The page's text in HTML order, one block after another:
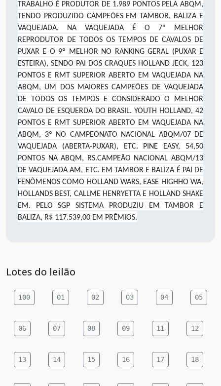
TRABALHO É PRODUTOR DE 1.989 PONTOS PELA ABQM,
TENDO PRODUZIDO CAMPEÕES EM TAMBOR, BALIZA E
VAQUEJADA. NA VAQUEJADA É O 7º MELHOR
REPRODUTOR DE TODOS OS TEMPOS DE CAVALOS DE
PUXAR E O 9º MELHOR NO RANKING GERAL (PUXAR E
ESTEIRA), SENDO PAI DOS CRAQUES HOLLAND JECK, 123
PONTOS E RMT SUPERIOR ABERTO EM VAQUEJADA NA
ABQM, UM DOS MAIORES CAMPEÕES DE VAQUEJADA
DE TODOS OS TEMPOS E CONSIDERADO O MELHOR
CAVALO DE ESQUERDA DO BRASIL. YOUTH HOLLAND, 42
PONTOS E RMT SUPERIOR ABERTO EM VAQUEJADA NA
ABQM, 3º NO CAMPEONATO NACIONAL ABQM/07 DE
VAQUEJADA (ABERTA-PUXAR), ETC. PINE EASY, 54,50
PONTOS NA ABQM, RS.CAMPEÃO NACIONAL ABQM/13
DE VAQUEJADA AM, ETC. EM TAMBOR E BALIZA É PAI DE
FENÔMENOS COMO HOLLAND WARS, EASE HIGHHO WA,
HOLLANDS BEST, CALLME HENRYETTA E HOLLAND SHAKE
EM. PELO SGP SISTEMA PRODUZIU EM TAMBOR E
BALIZA, R$ 117.539,00 EM PRÊMIOS.
Lotes do leilão
100 01 02 03 04 05
06 07 08 09 11 12
13 14 15 16 17 18